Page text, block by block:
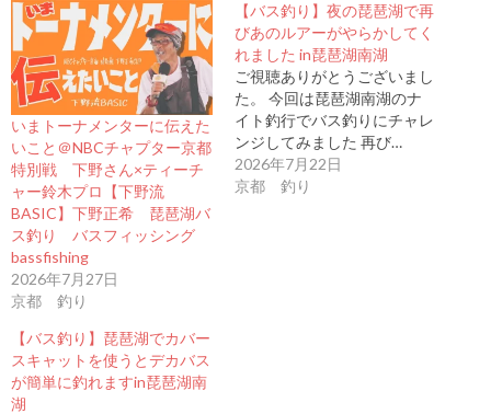
いまトーナメンターに伝えた
いこと＠NBCチャプター京都
特別戦 下野さん×ティーチ
ャー鈴木プロ【下野流
BASIC】下野正希 琵琶湖バ
ス釣り バスフィッシング
bassfishing
2026年7月27日
京都 釣り
【バス釣り】夜の琵琶湖で再
びあのルアーがやらかしてく
れました in琵琶湖南湖
ご視聴ありがとうございまし
た。 今回は琵琶湖南湖のナ
イト釣行でバス釣りにチャレ
ンジしてみました 再び…
2026年7月22日
京都 釣り
【バス釣り】琵琶湖でカバー
スキャットを使うとデカバス
が簡単に釣れますin琵琶湖南
湖